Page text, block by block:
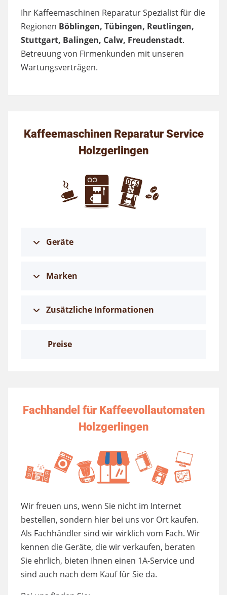
Ihr Kaffeemaschinen Reparatur Spezialist für die
Regionen Böblingen, Tübingen, Reutlingen,
Stuttgart, Balingen, Calw, Freudenstadt.
Betreuung von Firmenkunden mit unseren
Wartungsverträgen.
Kaffeemaschinen Reparatur Service
Holzgerlingen
Geräte
Marken
Zusätzliche Informationen
Preise
Fachhandel für Kaffeevollautomaten
Holzgerlingen
Wir freuen uns, wenn Sie nicht im Internet
bestellen, sondern hier bei uns vor Ort kaufen.
Als Fachhändler sind wir wirklich vom Fach. Wir
kennen die Geräte, die wir verkaufen, beraten
Sie ehrlich, bieten Ihnen einen 1A-Service und
sind auch nach dem Kauf für Sie da.